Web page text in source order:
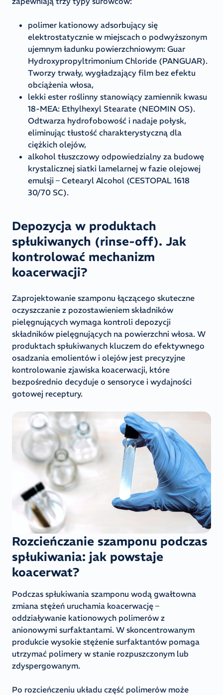
polimer kationowy adsorbujący się
elektrostatycznie w miejscach o podwyższonym
ujemnym ładunku powierzchniowym: Guar
Hydroxypropyltrimonium Chloride (PANGUAR).
Tworzy trwały, wygładzający film bez efektu
obciążenia włosa,
lekki ester roślinny stanowiący zamiennik kwasu
18-MEA: Ethylhexyl Stearate (NEOMIN OS).
Odtwarza hydrofobowość i nadaje połysk,
eliminując tłustość charakterystyczną dla
ciężkich olejów,
alkohol tłuszczowy odpowiedzialny za budowę
krystalicznej siatki lamelarnej w fazie olejowej
emulsji – Cetearyl Alcohol (CESTOPAL 1618
30/70 SC).
Depozycja w produktach
spłukiwanych (rinse-off). Jak
kontrolować mechanizm
koacerwacji?
Zaprojektowanie szamponu łączącego skuteczne
oczyszczanie z pozostawieniem składników
pielęgnujących wymaga kontroli depozycji
składników pielęgnujących na powierzchni włosa. W
produktach spłukiwanych kluczem do efektywnego
osadzania emolientów i olejów jest precyzyjne
kontrolowanie zjawiska koacerwacji, które
bezpośrednio decyduje o sensoryce i wydajności
gotowej receptury.
Rozcieńczanie szamponu podczas
spłukiwania: jak powstaje
koacerwat?
Podczas spłukiwania szamponu wodą gwałtowna
zmiana stężeń uruchamia koacerwację –
oddziaływanie kationowych polimerów z
anionowymi surfaktantami. W skoncentrowanym
produkcie wysokie stężenie surfaktantów pomaga
utrzymać polimery w stanie rozpuszczonym lub
zdyspergowanym.
Po rozcieńczeniu układu część polimerów może